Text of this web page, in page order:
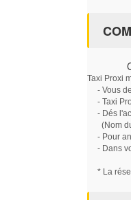
Taxi Proxi
- Vous
- Taxi
- Dés
(Nom du
- Pour
- Dans
* La